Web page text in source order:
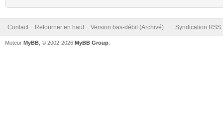
Contact Retourner en haut Version bas-débit (Archivé) Syndication RSS
Moteur MyBB , © 2002-2026 MyBB Group